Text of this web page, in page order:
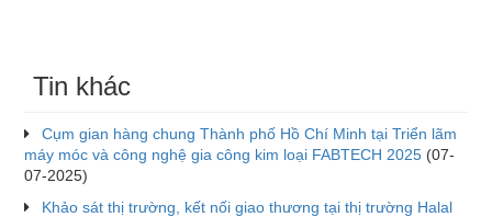
Tin khác
Cụm gian hàng chung Thành phố Hồ Chí Minh tại Triển lãm
máy móc và công nghệ gia công kim loại FABTECH 2025 (07-
07-2025)
Khảo sát thị trường, kết nối giao thương tại thị trường Halal